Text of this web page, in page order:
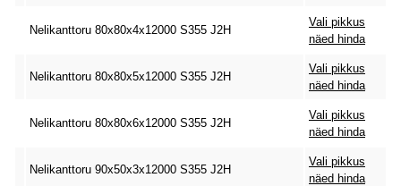
Nelikanttoru 80x80x4x12000 S355 J2H
Vali pikkus
näed hinda
Nelikanttoru 80x80x5x12000 S355 J2H
Vali pikkus
näed hinda
Nelikanttoru 80x80x6x12000 S355 J2H
Vali pikkus
näed hinda
Nelikanttoru 90x50x3x12000 S355 J2H
Vali pikkus
näed hinda